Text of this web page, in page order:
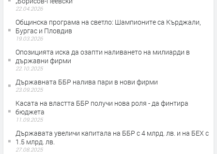
22.04.2026
Общинска програма на светло: Шампионите са Кърджали,
Бургас и Пловдив
19.03.2026
Опозицията иска да озапти наливането на милиарди в
държавни фирми
22.10.2025
Държавната ББР налива пари в нови фирми
23.09.2025
Касата на властта ББР получи нова роля - да финтира
бюджета
11.09.2025
Държавата увеличи капитала на ББР с 4 млрд. лв. и на БЕХ с
1.5 млрд. лв.
27.08.2025